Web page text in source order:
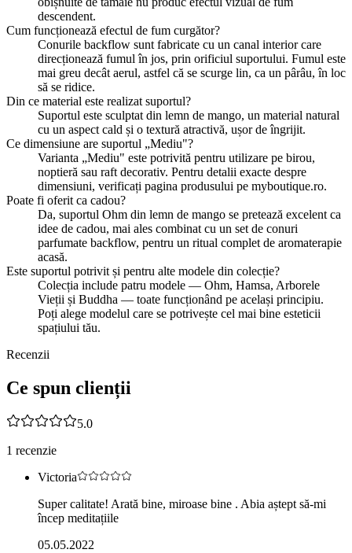
descendent.
Cum funcționează efectul de fum curgător?
Conurile backflow sunt fabricate cu un canal interior care
direcționează fumul în jos, prin orificiul suportului. Fumul este
mai greu decât aerul, astfel că se scurge lin, ca un pârâu, în loc
să se ridice.
Din ce material este realizat suportul?
Suportul este sculptat din lemn de mango, un material natural
cu un aspect cald și o textură atractivă, ușor de îngrijit.
Ce dimensiune are suportul „Mediu"?
Varianta „Mediu" este potrivită pentru utilizare pe birou,
noptieră sau raft decorativ. Pentru detalii exacte despre
dimensiuni, verificați pagina produsului pe myboutique.ro.
Poate fi oferit ca cadou?
Da, suportul Ohm din lemn de mango se pretează excelent ca
idee de cadou, mai ales combinat cu un set de conuri
parfumate backflow, pentru un ritual complet de aromaterapie
acasă.
Este suportul potrivit și pentru alte modele din colecție?
Colecția include patru modele — Ohm, Hamsa, Arborele
Vieții și Buddha — toate funcționând pe același principiu.
Poți alege modelul care se potrivește cel mai bine esteticii
spațiului tău.
Recenzii
Ce spun clienții
5.0
1 recenzie
Victoria
Super calitate! Arată bine, miroase bine . Abia aștept să-mi
încep meditațiile
05.05.2022